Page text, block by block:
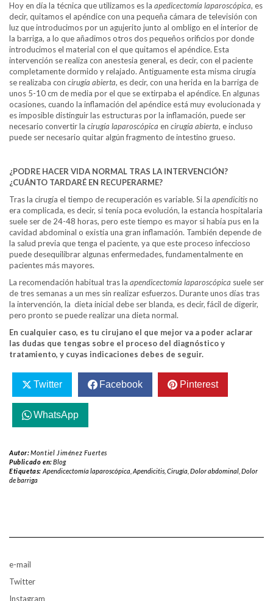
Hoy en día la técnica que utilizamos es la apedicectomía laparoscópica, es
decir, quitamos el apéndice con una pequeña cámara de televisión con
luz que introducimos por un agujerito junto al ombligo en el interior de
la barriga, a lo que añadimos otros dos pequeños orificios por donde
introducimos el material con el que quitamos el apéndice. Esta
intervención se realiza con anestesia general, es decir, con el paciente
completamente dormido y relajado. Antiguamente esta misma cirugía
se realizaba con cirugía abierta, es decir, con una herida en la barriga de
unos 5-10 cm de media por el que se extirpaba el apéndice. En algunas
ocasiones, cuando la inflamación del apéndice está muy evolucionada y
es imposible distinguir las estructuras por la inflamación, puede ser
necesario convertir la cirugía laparoscópica en cirugía abierta, e incluso
puede ser necesario quitar algún fragmento de intestino grueso.
¿PODRE HACER VIDA NORMAL TRAS LA INTERVENCIÓN?
¿CUÁNTO TARDARÉ EN RECUPERARME?
Tras la cirugía el tiempo de recuperación es variable. Si la apendicitisno
era complicada, es decir, si tenía poca evolución, la estancia hospitalaria
suele ser de 24-48 horas, pero este tiempo es mayor si había pus en la
cavidad abdominal o existía una gran inflamación. También depende de
la salud previa que tenga el paciente, ya que este proceso infeccioso
puede desequilibrar algunas enfermedades, fundamentalmente en
pacientes más mayores.
La recomendación habitual tras la apendicectomía laparoscópica suele ser
de tres semanas a un mes sin realizar esfuerzos. Durante unos días tras
la intervención, la dieta inicial debe ser blanda, es decir, fácil de digerir,
pero pronto se puede realizar una dieta normal.
En cualquier caso, es tu cirujano el que mejor va a poder aclarar
las dudas que tengas sobre el proceso del diagnóstico y
tratamiento, y cuyas indicaciones debes de seguir.
Twitter Facebook Pinterest
WhatsApp
Autor:Montiel Jiménez Fuertes
Publicado en:Blog
Etiquetas: Apendicectomía laparoscópica Apendicitis, Cirugía Dolor abdominal, Dolor
de barriga
e-mail
Twitter
Instagram